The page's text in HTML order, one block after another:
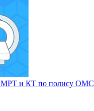
МРТ и КТ по полису ОМС